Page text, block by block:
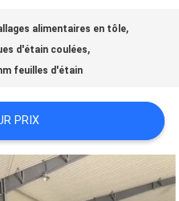
alimentaires en tôle,
d'étain coulées,
feuilles d'étain
PRIX